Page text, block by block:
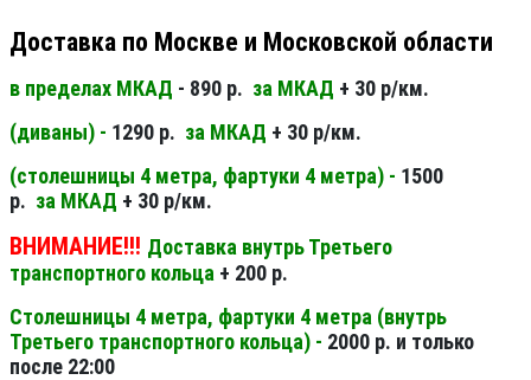
Доставка по Москве и Московской области
в пределах МКАД - 890 р. за МКАД + 30 р/км.
(диваны) - 1290 р. за МКАД + 30 р/км.
(столешницы 4 метра, фартуки 4 метра) - 1500
р. за МКАД + 30 р/км.
ВНИМАНИЕ!!! Доставка внутрь Третьего
транспортного кольца + 200 р.
Столешницы 4 метра, фартуки 4 метра (внутрь
Третьего транспортного кольца) - 2000 р. и только
после 22:00